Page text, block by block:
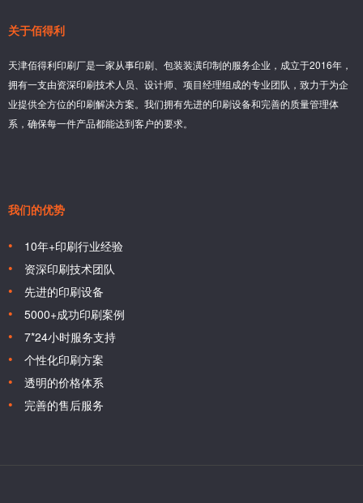
关于佰得利
天津佰得利印刷厂是一家从事印刷、包装装潢印制的服务企业，成立于2016年，
拥有一支由资深印刷技术人员、设计师、项目经理组成的专业团队，致力于为企
业提供全方位的印刷解决方案。我们拥有先进的印刷设备和完善的质量管理体
系，确保每一件产品都能达到客户的要求。
我们的优势
10年+印刷行业经验
资深印刷技术团队
先进的印刷设备
5000+成功印刷案例
7*24小时服务支持
个性化印刷方案
透明的价格体系
完善的售后服务